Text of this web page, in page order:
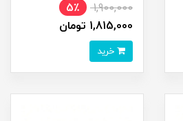
1,900,000
5٪
1,815,000 تومان